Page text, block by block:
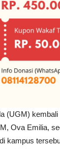
(UGM)
Ova Emilia,
kampus